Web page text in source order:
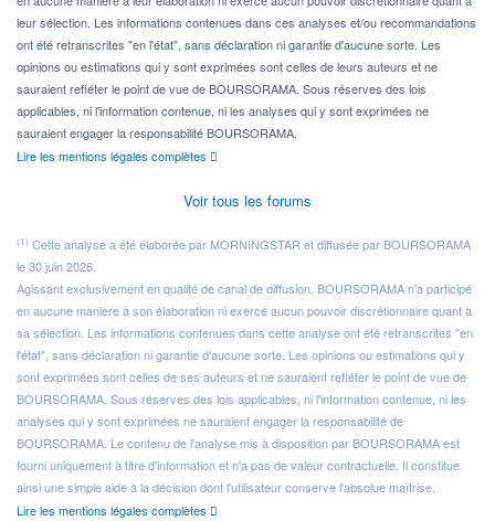
leur sélection. Les informations contenues dans ces analyses et/ou recommandations
ont été retranscrites "en l'état", sans déclaration ni garantie d'aucune sorte. Les
opinions ou estimations qui y sont exprimées sont celles de leurs auteurs et ne
sauraient refléter le point de vue de BOURSORAMA. Sous réserves des lois
applicables, ni l'information contenue, ni les analyses qui y sont exprimées ne
sauraient engager la responsabilité BOURSORAMA.
Lire les mentions légales complètes
Voir tous les forums
(1) Cette analyse a été élaborée par MORNINGSTAR et diffusée par BOURSORAMA
le 30 juin 2026.
Agissant exclusivement en qualité de canal de diffusion, BOURSORAMA n'a participé
en aucune manière à son élaboration ni exercé aucun pouvoir discrétionnaire quant à
sa sélection. Les informations contenues dans cette analyse ont été retranscrites "en
l'état", sans déclaration ni garantie d'aucune sorte. Les opinions ou estimations qui y
sont exprimées sont celles de ses auteurs et ne sauraient refléter le point de vue de
BOURSORAMA. Sous réserves des lois applicables, ni l'information contenue, ni les
analyses qui y sont exprimées ne sauraient engager la responsabilité de
BOURSORAMA. Le contenu de l'analyse mis à disposition par BOURSORAMA est
fourni uniquement à titre d'information et n'a pas de valeur contractuelle. Il constitue
ainsi une simple aide à la décision dont l'utilisateur conserve l'absolue maîtrise.
Lire les mentions légales complètes